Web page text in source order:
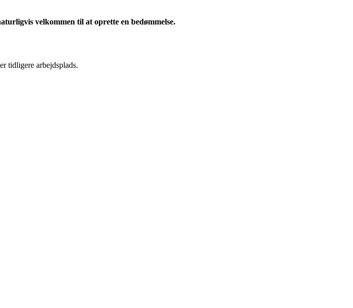
velkommen til at oprette en bedømmelse.
tidligere arbejdsplads.